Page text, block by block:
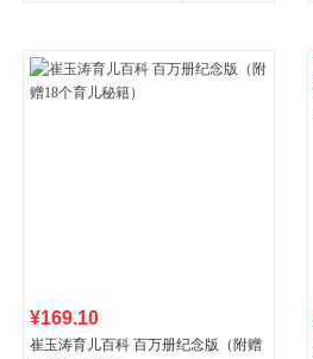
¥169.10
崔玉涛育儿百科 百万册纪念版（附赠